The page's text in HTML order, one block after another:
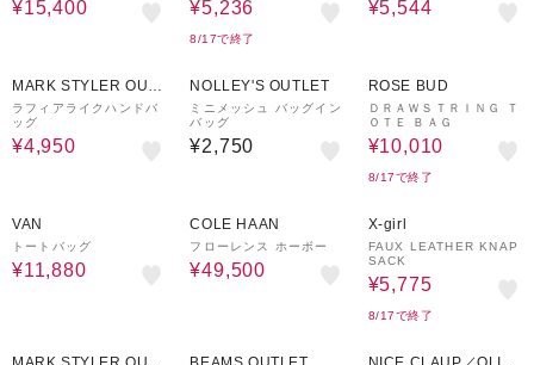
¥15,400 ¥5,236
8/17で終了
¥5,544
MARK STYLER OUT
LET
ラフィアライクハンドバ
ッグ
¥4,950
NOLLEY'S OUTLET
ミニメッシュ バッグイン
バッグ
¥2,750
ROSE BUD
ＤＲＡＷＳＴＲＩＮＧ Ｔ
ＯＴＥ ＢＡＧ
¥10,010
8/17で終了
VAN
トートバッグ
¥11,880
COLE HAAN
フローレンス ホーボー
¥49,500
X-girl
FAUX LEATHER KNAP
SACK
¥5,775
8/17で終了